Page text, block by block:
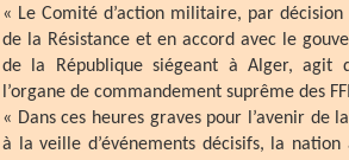
« Le Comité d’action militaire, par
de la Résistance et en accord avec le
de la République siégeant à Alger, agit
l’organe de commandement suprême des
« Dans ces heures graves pour l’avenir de
à la veille d’événements décisifs, la nation